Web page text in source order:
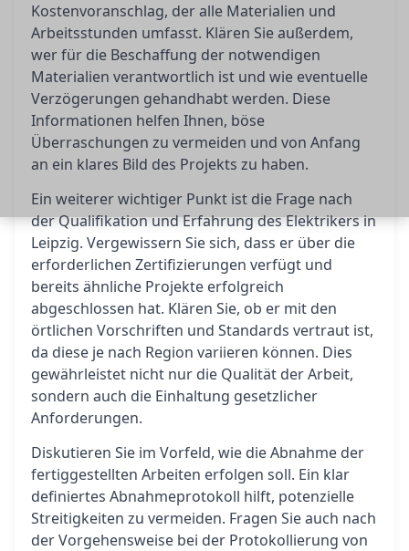
Kostenvoranschlag, der alle Materialien und
Arbeitsstunden umfasst. Klären Sie außerdem,
wer für die Beschaffung der notwendigen
Materialien verantwortlich ist und wie eventuelle
Verzögerungen gehandhabt werden. Diese
Informationen helfen Ihnen, böse
Überraschungen zu vermeiden und von Anfang
an ein klares Bild des Projekts zu haben.
Ein weiterer wichtiger Punkt ist die Frage nach
der Qualifikation und Erfahrung des Elektrikers in
Leipzig. Vergewissern Sie sich, dass er über die
erforderlichen Zertifizierungen verfügt und
bereits ähnliche Projekte erfolgreich
abgeschlossen hat. Klären Sie, ob er mit den
örtlichen Vorschriften und Standards vertraut ist,
da diese je nach Region variieren können. Dies
gewährleistet nicht nur die Qualität der Arbeit,
sondern auch die Einhaltung gesetzlicher
Anforderungen.
Diskutieren Sie im Vorfeld, wie die Abnahme der
fertiggestellten Arbeiten erfolgen soll. Ein klar
definiertes Abnahmeprotokoll hilft, potenzielle
Streitigkeiten zu vermeiden. Fragen Sie auch nach
der Vorgehensweise bei der Protokollierung von